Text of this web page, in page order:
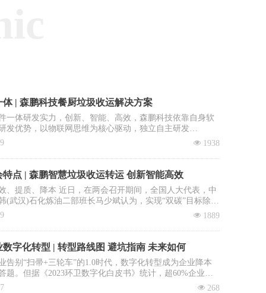
体 | 森鹏科技餐厨垃圾收运解决方案
一体研发实力，创新、智能、高效，森鹏科技依靠自身软
发优势，以物联网思维为核心驱动，独立自主研发
慧环卫2.0管理平台”，餐厨垃圾收运系统是该平台核心子
넶 1938
特点 | 森鹏智慧垃圾收运转运 创新智能高效
、提质、降本 近日，在两会召开期间，全国人大代表，中
(武汉)石化炼油二部班长马少斌认为，实现“双碳”目标除了
行转型升级和科技创新外，全民参与也必不可少，并就此
学教授李景虹则建议政府鼓励回收企业与环卫系统合作，
集运营成本。
넶 1889
数字化转型 | 转型路线图 避坑指南 未来如何
告别“扫帚+三轮车”的1.0时代，数字化转型成为企业降本
题。但据《2023环卫数字化白皮书》统计，超60%企业投
见实效：数据失真、系统闲置、员工抵触……如何避免重
넶 268